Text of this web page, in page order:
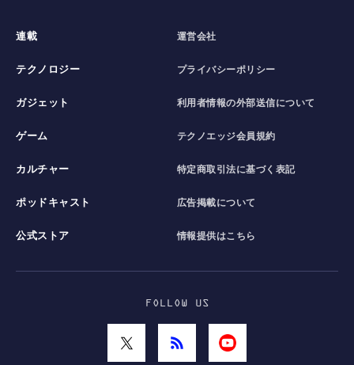
連載
テクノロジー
ガジェット
ゲーム
カルチャー
ポッドキャスト
公式ストア
運営会社
プライバシーポリシー
利用者情報の外部送信について
テクノエッジ会員規約
特定商取引法に基づく表記
広告掲載について
情報提供はこちら
FOLLOW US